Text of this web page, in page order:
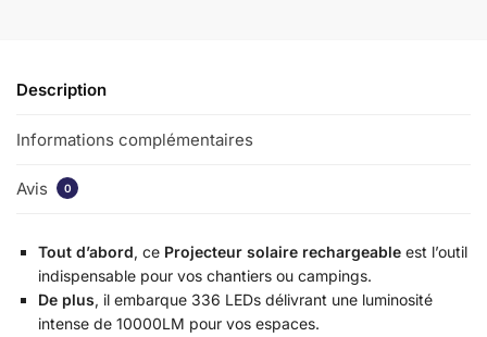
Description
Informations complémentaires
Avis 0
Tout d’abord, ce Projecteur solaire rechargeable est l’outil
indispensable pour vos chantiers ou campings.
De plus, il embarque 336 LEDs délivrant une luminosité
intense de 10000LM pour vos espaces.